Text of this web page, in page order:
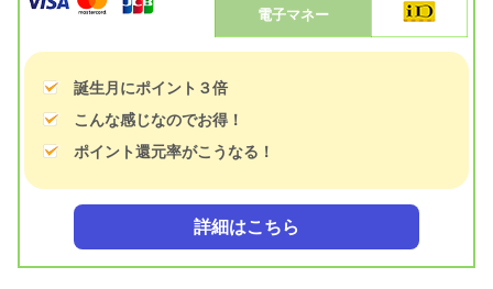
電子マネー
誕生月にポイント３倍
こんな感じなのでお得！
ポイント還元率がこうなる！
詳細はこちら